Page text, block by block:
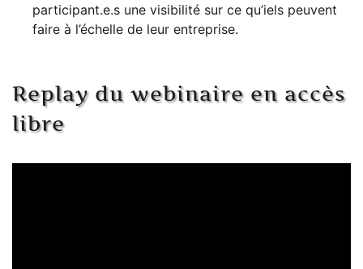
participant.e.s une visibilité sur ce qu’iels peuvent
faire à l’échelle de leur entreprise.
Replay du webinaire en accès
libre